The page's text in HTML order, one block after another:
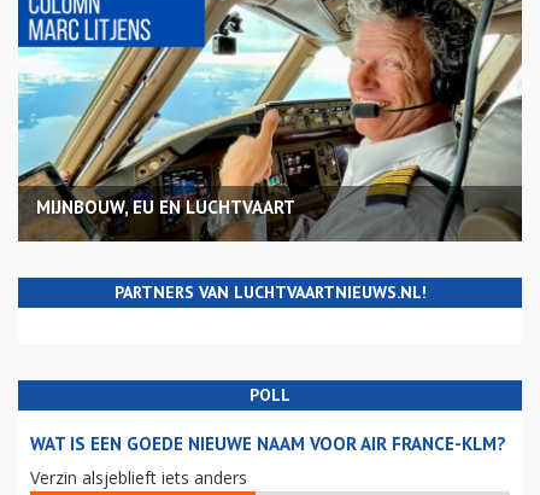
MIJNBOUW, EU EN LUCHTVAART
PARTNERS VAN LUCHTVAARTNIEUWS.NL!
POLL
WAT IS EEN GOEDE NIEUWE NAAM VOOR AIR FRANCE-KLM?
Verzin alsjeblieft iets anders